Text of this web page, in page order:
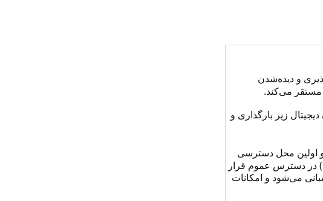
و دیده‌شدن
مستقر می‌کند.
زیر بارگذاری و
اولین محل دسترسی
در دسترس عموم قرار
می‌شود و امکانات